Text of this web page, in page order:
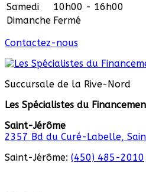
Samedi
10h00 - 16h00
Dimanche Fermé
Contactez-nous
Succursale de la Rive-Nord
Les Spécialistes du
Saint-Jérôme
2357 Bd du Curé-Labelle,
Saint-Jérôme: (450) 485-2010